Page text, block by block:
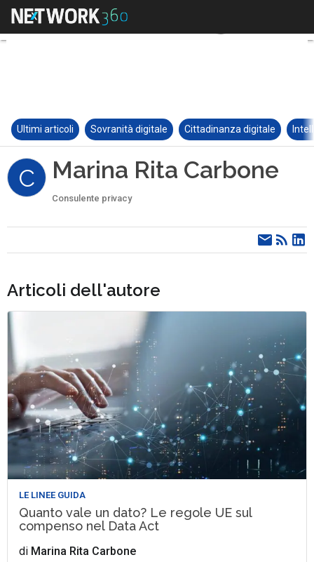
Ultimi articoli Sovranità digitale Cittadinanza digitale
C Marina Rita Carbone
Consulente privacy
Articoli dell'autore
LE LINEE GUIDA
Quanto vale un dato? Le regole UE sul
compenso nel Data Act
di Marina Rita Carbone